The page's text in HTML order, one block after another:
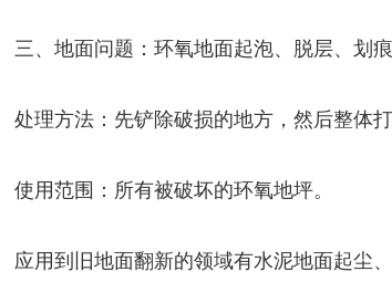
三、地面问题：环氧地面起泡、脱层、划痕
处理方法：先铲除破损的地方，然后整体
使用范围：所有被破坏的环氧地坪。
应用到旧地面翻新的领域有水泥地面起尘